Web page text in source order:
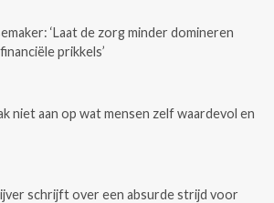
‘Laat de zorg minder domineren
prikkels’
niet aan op wat mensen zelf waardevol en
schrijft over een absurde strijd voor